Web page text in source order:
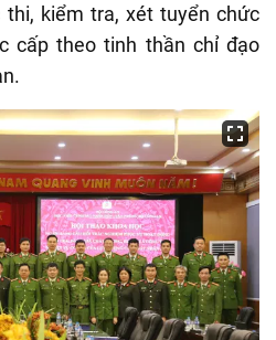
kiểm tra, xét tuyển chức
cấp theo tinh thần chỉ đạo